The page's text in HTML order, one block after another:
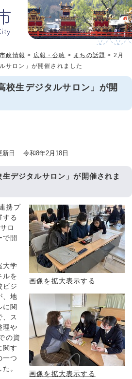
市政情報 > 広報・公聴 > まちの話題 > 2月
ロン」が開催されました
生デジタルサロン」が開
日 令和8年2月18日
デジタルサロン」が開催されま
画像を拡大表示する
画像を拡大表示する
携プ
する
ロ
で開
大学
ルを
ビジ
、地
に関
、ス
理や
の資
関す
一つ
。